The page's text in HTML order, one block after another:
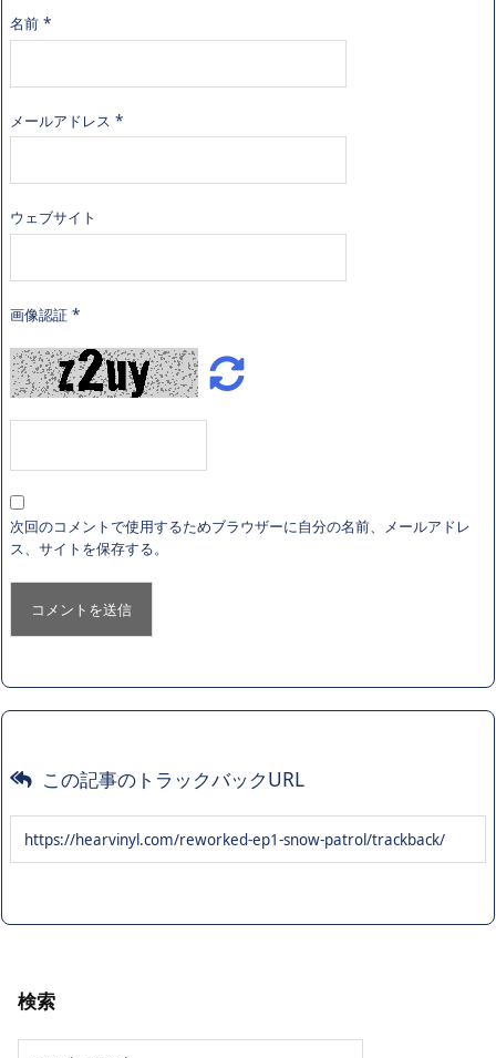
名前 *
メールアドレス *
ウェブサイト
画像認証 *
次回のコメントで使用するためブラウザーに自分の名前、メールアドレ
ス、サイトを保存する。
この記事のトラックバックURL
検索